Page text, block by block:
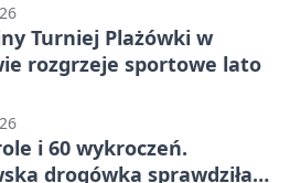
Turniej Plażówki w
rozgrzeje sportowe lato
i 60 wykroczeń.
drogówka sprawdziła